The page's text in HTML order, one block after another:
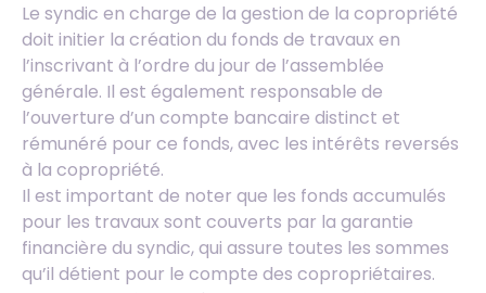
Le syndic en charge de la gestion de la copropriété
doit initier la création du fonds de travaux en
l’inscrivant à l’ordre du jour de l’assemblée
générale. Il est également responsable de
l’ouverture d’un compte bancaire distinct et
rémunéré pour ce fonds, avec les intérêts reversés
à la copropriété.
Il est important de noter que les fonds accumulés
pour les travaux sont couverts par la garantie
financière du syndic, qui assure toutes les sommes
qu’il détient pour le compte des copropriétaires.